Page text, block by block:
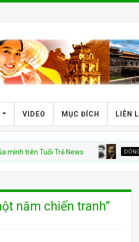
VIDEO MỤC ĐÍCH LIÊN
Tuổi Trẻ News DÒNG SỬ VIỆT
năm chiến tranh”